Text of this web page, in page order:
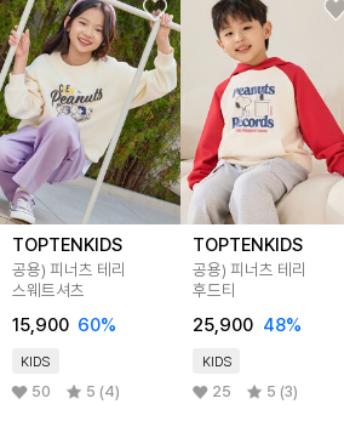
TOPTENKIDS
공용) 피너츠 테리
스웨트셔츠
15,900 60%
KIDS
50 5 (4)
TOPTENKIDS
공용) 피너츠 테리
후드티
25,900 48%
KIDS
25 5 (3)